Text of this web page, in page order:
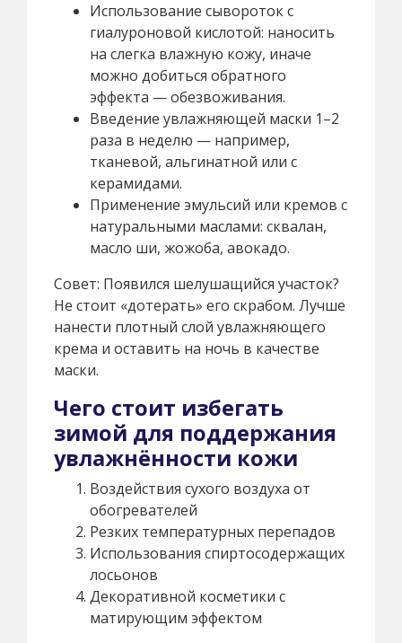
Использование сывороток с
гиалуроновой кислотой: наносить
на слегка влажную кожу, иначе
можно добиться обратного
эффекта — обезвоживания.
Введение увлажняющей маски 1–2
раза в неделю — например,
тканевой, альгинатной или с
керамидами.
Применение эмульсий или кремов с
натуральными маслами: сквалан,
масло ши, жожоба, авокадо.
Совет: Появился шелушащийся участок?
Не стоит «дотерать» его скрабом. Лучше
нанести плотный слой увлажняющего
крема и оставить на ночь в качестве
маски.
Чего стоит избегать
зимой для поддержания
увлажнённости кожи
Воздействия сухого воздуха от
обогревателей
Резких температурных перепадов
Использования спиртосодержащих
лосьонов
Декоративной косметики с
матирующим эффектом